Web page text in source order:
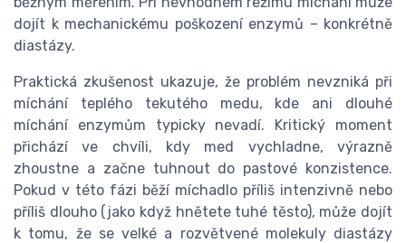
dojít k mechanickému poškození enzymů – konkrétně
diastázy.
Praktická zkušenost ukazuje, že problém nevzniká při
míchání teplého tekutého medu, kde ani dlouhé
míchání enzymům typicky nevadí. Kritický moment
přichází ve chvíli, kdy med vychladne, výrazně
zhoustne a začne tuhnout do pastové konzistence.
Pokud v této fázi běží míchadlo příliš intenzivně nebo
příliš dlouho (jako když hnětete tuhé těsto), může dojít
k tomu, že se velké a rozvětvené molekuly diastázy